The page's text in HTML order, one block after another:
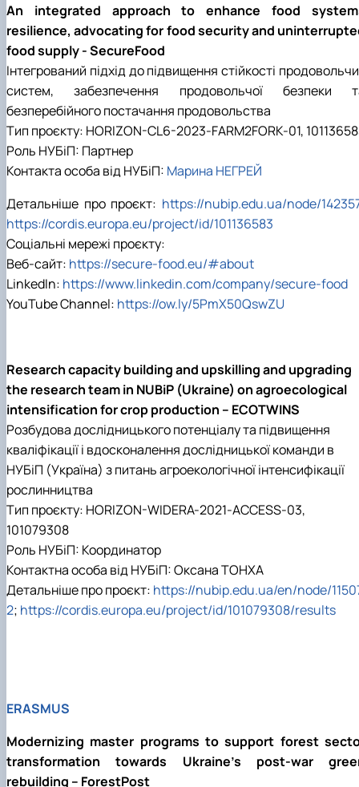
An integrated approach to enhance food
resilience, advocating for food security and
food supply - SecureFood
Інтегрований підхід до підвищення стійкості
систем, забезпечення продовольчої безпеки
безперебійного постачання продовольства
Тип проєкту: HORIZON-CL6-2023-FARM2FORK-01,
Роль НУБіП: Партнер
Контакта особа від НУБіП: Марина НЕГРЕЙ
Детальніше про проєкт: https://nubip.edu.ua/node/
https://cordis.europa.eu/project/id/101136583
Соціальні мережі проєкту:
Веб-сайт: https://secure-food.eu/#about
LinkedIn: https://www.linkedin.com/company/secure-food
YouTube Channel: https://ow.ly/5PmX50QswZU
Research capacity building and upskilling and upgrading
the research team in NUBiP (Ukraine) on agroecological
intensification for crop production – ECOTWINS
Розбудова дослідницького потенціалу та підвищення
кваліфікації і вдосконалення дослідницької команди в
НУБіП (Україна) з питань агроекологічної інтенсифікації
рослинництва
Тип проєкту: HORIZON-WIDERA-2021-ACCESS-03,
101079308
Роль НУБіП: Координатор
Контактна особа від НУБіП: Оксана ТОНХА
Детальніше про проєкт: https://nubip.edu.ua/en/node/
2; https://cordis.europa.eu/project/id/101079308/results
ERASMUS
Modernizing master programs to support forest
transformation towards Ukraine’s post-war
rebuilding – ForestPost